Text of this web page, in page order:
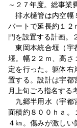
～２７年度。総事業
排水樋管は内空幅
バートで延長約１２
門を設置する計画。
東岡本統合堰（宇
堰。幅２２ｍ、高さ
定を行った。躯体右
置する。設計は宇都
月上旬ごろ指名する
九郷半用水（宇都
面積約８００ｈａ。
４㎞。傷みが激し